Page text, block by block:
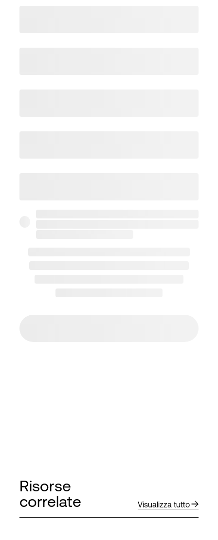
Risorse
correlate
Visualizza tutto